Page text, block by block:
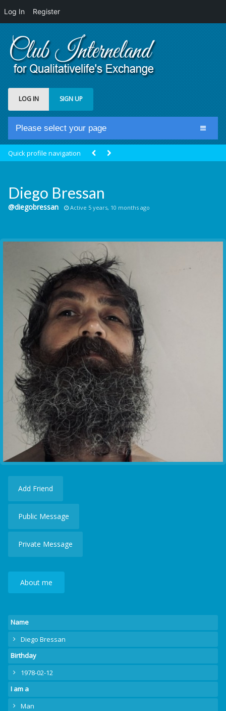
Log In Register
LOG IN SIGN UP
Please select your page
Groups
Communication Point
Meeting Point
The Yacht Club
Quick profile navigation
Diego Bressan
@diegobressan Active 5 years, 10 months ago
Add Friend
Public Message
Private Message
About me
Name
Diego Bressan
Birthday
1978-02-12
I am a
Man